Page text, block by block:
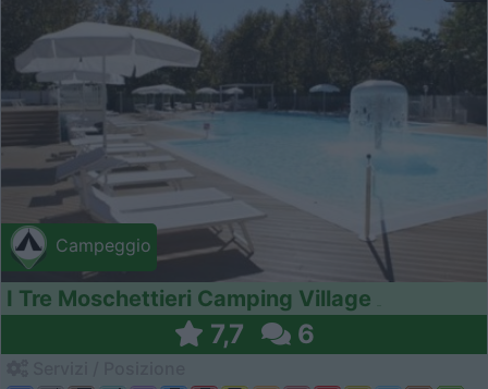
Campeggio
I Tre Moschettieri Camping Village
7,7 6